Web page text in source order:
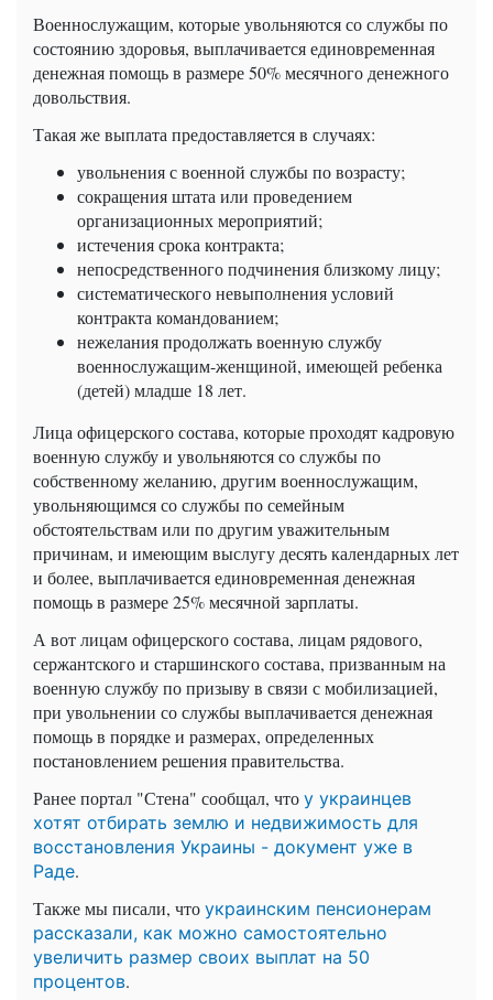
Военнослужащим, которые увольняются со службы по
состоянию здоровья, выплачивается единовременная
денежная помощь в размере 50% месячного денежного
довольствия.
Такая же выплата предоставляется в случаях:
увольнения с военной службы по возрасту;
сокращения штата или проведением
организационных мероприятий;
истечения срока контракта;
непосредственного подчинения близкому лицу;
систематического невыполнения условий
контракта командованием;
нежелания продолжать военную службу
военнослужащим-женщиной, имеющей ребенка
(детей) младше 18 лет.
Лица офицерского состава, которые проходят кадровую
военную службу и увольняются со службы по
собственному желанию, другим военнослужащим,
увольняющимся со службы по семейным
обстоятельствам или по другим уважительным
причинам, и имеющим выслугу десять календарных лет
и более, выплачивается единовременная денежная
помощь в размере 25% месячной зарплаты.
А вот лицам офицерского состава, лицам рядового,
сержантского и старшинского состава, призванным на
военную службу по призыву в связи с мобилизацией,
при увольнении со службы выплачивается денежная
помощь в порядке и размерах, определенных
постановлением решения правительства.
Ранее портал "Стена" сообщал, что у украинцев
хотят отбирать землю и недвижимость для
восстановления Украины - документ уже в
Раде.
Также мы писали, что украинским пенсионерам
рассказали, как можно самостоятельно
увеличить размер своих выплат на 50
процентов.